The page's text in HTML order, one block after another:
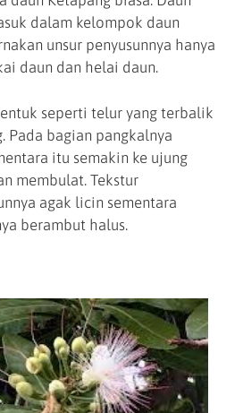
dalam kelompok daun
unsur penyusunnya hanya
daun dan helai daun.
seperti telur yang terbalik
Pada bagian pangkalnya
itu semakin ke ujung
membulat. Tekstur
agak licin sementara
berambut halus.